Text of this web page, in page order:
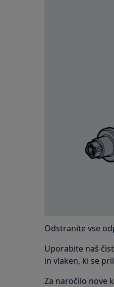
Odstranite vse
Uporabite naš
in vlaken, ki se
Za naročilo nove